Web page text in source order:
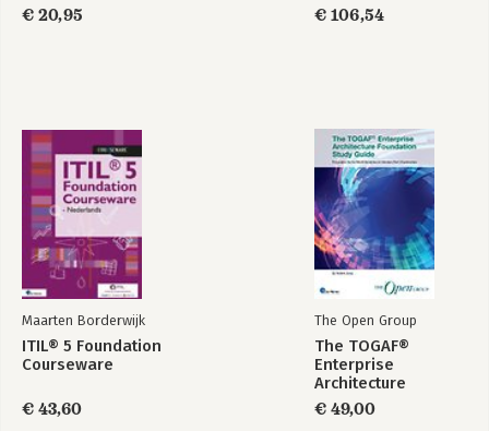
€ 20,95
€ 106,54
Maarten Borderwijk
ITIL® 5 Foundation
Courseware
€ 43,60
The Open Group
The TOGAF®
Enterprise
Architecture
Foundation Study
Guide
€ 49,00